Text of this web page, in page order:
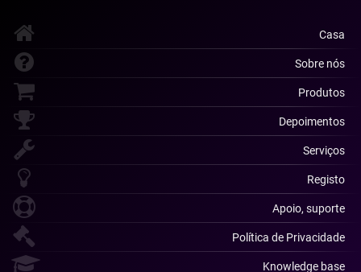
Casa
Sobre nós
Produtos
Depoimentos
Serviços
Registo
Apoio, suporte
Política de Privacidade
Knowledge base